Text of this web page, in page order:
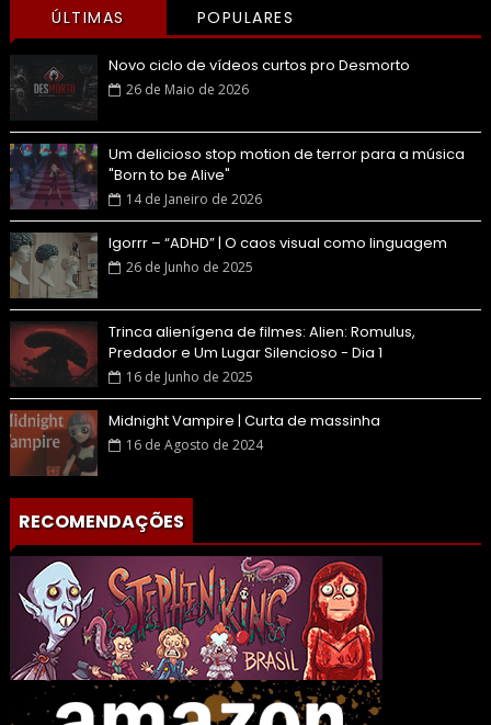
ÚLTIMAS POPULARES
Novo ciclo de vídeos curtos pro Desmorto
26 de Maio de 2026
Um delicioso stop motion de terror para a música
"Born to be Alive"
14 de Janeiro de 2026
Igorrr – “ADHD” | O caos visual como linguagem
26 de Junho de 2025
Trinca alienígena de filmes: Alien: Romulus,
Predador e Um Lugar Silencioso - Dia 1
16 de Junho de 2025
Midnight Vampire | Curta de massinha
16 de Agosto de 2024
RECOMENDAÇÕES